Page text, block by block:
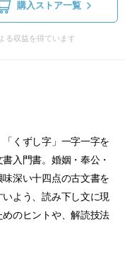
購入ストア一覧
る収益を得ています
くずし字」一字一字を
入門書。婚姻・奉公・
深い十四点の古文書を
よう、読み下し文に現
のヒントや、解読技法